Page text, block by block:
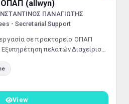
ΟΠΑΠ (allwyn)
ΚΩΝΣΤΑΝΤΙΝΟΣ ΠΑΝΑΓΙΩΤΗΣ
- Secretarial Support
εργασία σε πρακτορείο ΟΠΑΠ
πελατώνΔιαχείριση
και οργανωμένου χώρου.
Βασικές γνώσεις Η/Υ
θέση θα εκτιμηθεί (όχι
View